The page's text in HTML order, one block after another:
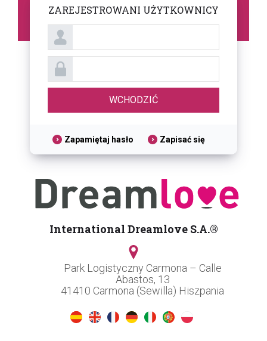
ZAREJESTROWANI UŻYTKOWNICY
Zapamiętaj hasło Zapisać się
International Dreamlove S.A.®
Park Logistyczny Carmona – Calle
Abastos, 13
41410 Carmona (Sewilla) Hiszpania